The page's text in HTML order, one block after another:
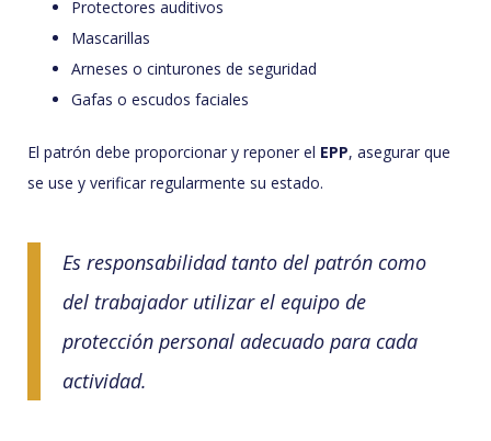
Protectores auditivos
Mascarillas
Arneses o cinturones de seguridad
Gafas o escudos faciales
El patrón debe proporcionar y reponer el EPP, asegurar que
se use y verificar regularmente su estado.
Es responsabilidad tanto del patrón como
del trabajador utilizar el equipo de
protección personal adecuado para cada
actividad.